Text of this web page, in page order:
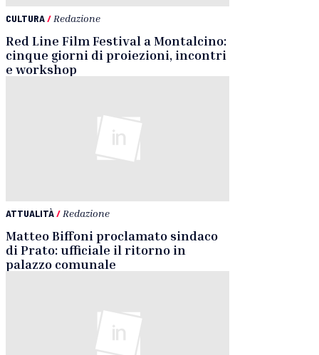
CULTURA/ Redazione
Red Line Film Festival a Montalcino:
cinque giorni di proiezioni, incontri
e workshop
ATTUALITÀ/ Redazione
Matteo Biffoni proclamato sindaco
di Prato: ufficiale il ritorno in
palazzo comunale